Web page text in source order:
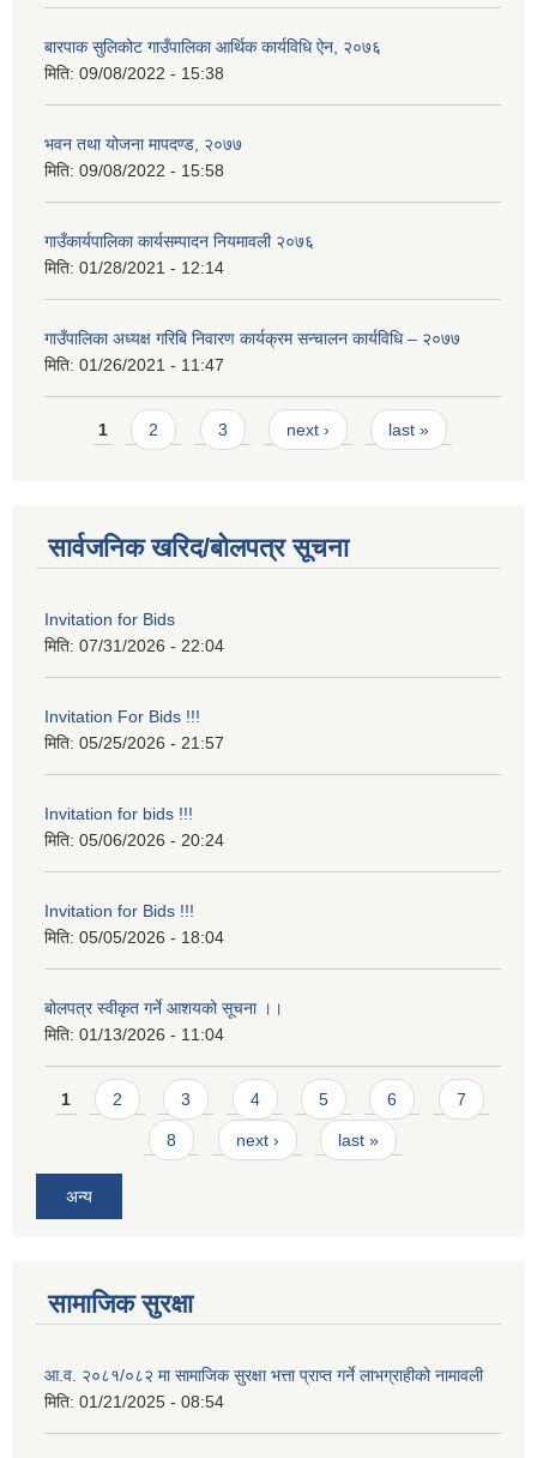
बारपाक सुलिकोट गाउँपालिका आर्थिक कार्यविधि ऐन, २०७६
मिति: 09/08/2022 - 15:38
भवन तथा योजना मापदण्ड, २०७७
मिति: 09/08/2022 - 15:58
गाउँकार्यपालिका कार्यसम्पादन नियमावली २०७६
मिति: 01/28/2021 - 12:14
गाउँपालिका अध्यक्ष गरिबि निवारण कार्यक्रम सन्चालन कार्यविधि – २०७७
मिति: 01/26/2021 - 11:47
Pages
1 2 3 next › last »
सार्वजनिक खरिद/बोलपत्र सूचना
Invitation for Bids
मिति: 07/31/2026 - 22:04
Invitation For Bids !!!
मिति: 05/25/2026 - 21:57
Invitation for bids !!!
मिति: 05/06/2026 - 20:24
Invitation for Bids !!!
मिति: 05/05/2026 - 18:04
बोलपत्र स्वीकृत गर्ने आशयको सूचना ।।
मिति: 01/13/2026 - 11:04
Pages
1 2 3 4 5 6 7
8 next › last »
अन्य
सामाजिक सुरक्षा
आ.व. २०८१/०८२ मा सामाजिक सुरक्षा भत्ता प्राप्त गर्ने लाभग्राहीको नामावली
मिति: 01/21/2025 - 08:54